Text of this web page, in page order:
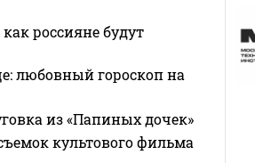
россияне будут
любовный гороскоп на
из «Папиных дочек»
культового фильма